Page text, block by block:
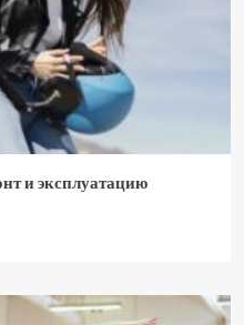
и эксплуатацию